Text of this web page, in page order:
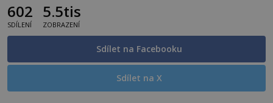
602
SDÍLENÍ
5.5tis
ZOBRAZENÍ
Sdílet na Facebooku
Sdílet na X